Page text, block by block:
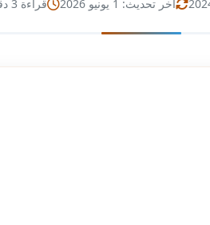
آخر تحديث: 1 يونيو 2026 قراءة 3 دقيقة